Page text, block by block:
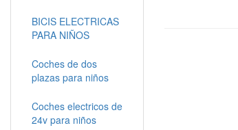
BICIS ELECTRICAS
PARA NIÑOS
Coches de dos
plazas para niños
Coches electricos de
24v para niños